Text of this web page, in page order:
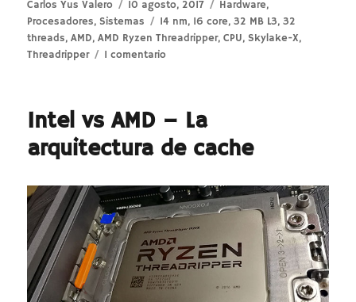
Autor
Carlos Yus Valero
Publicado
el
10 agosto, 2017 Categorías
Hardware,
Procesadores,Sistemas Etiquetas
14 nm, 16 core,32 MB L3,32
threads,AMD,AMD Ryzen Threadripper,CPU,Skylake-X,
Threadripper
1 comentarioen
Threadripper
Intel vs AMD – La
arquitectura de cache